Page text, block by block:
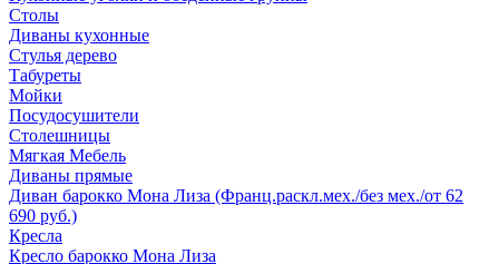
Столы
Диваны кухонные
Стулья дерево
Табуреты
Мойки
Посудосушители
Столешницы
Мягкая Мебель
Диваны прямые
Диван барокко Мона Лиза (Франц.раскл.мех./без мех./от 62
690 руб.)
Кресла
Кресло барокко Мона Лиза